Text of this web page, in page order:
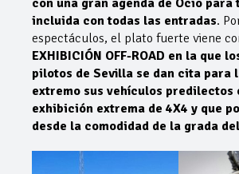
incluida con todas las entradas.
espectáculos, el plato fuerte viene
EXHIBICIÓN OFF-ROAD en la que
pilotos de Sevilla se dan cita para
extremo sus vehículos predilectos
exhibición extrema de 4X4 y que
desde la comodidad de la grada